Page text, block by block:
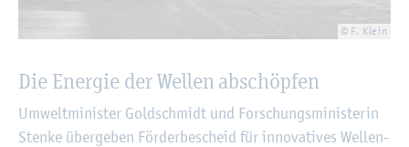
© F. Klein
Die En­er­gie der Wel­len ab­schöp­fen
Um­welt­mi­nis­ter Gold­schmidt und For­schungs­mi­nis­te­rin
Sten­ke über­ge­ben För­der­be­scheid für in­no­va­ti­ves Wel­len­